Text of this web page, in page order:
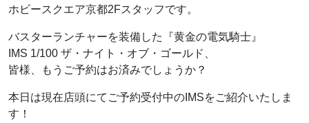
ホビースクエア京都2Fスタッフです。
バスターランチャーを装備した『黄金の電気騎士』
IMS 1/100 ザ・ナイト・オブ・ゴールド、
皆様、もうご予約はお済みでしょうか？
本日は現在店頭にてご予約受付中のIMSをご紹介いたしま
す！